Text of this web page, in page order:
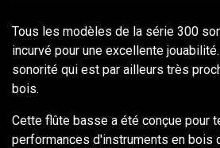
Tous les modèles de la série 300
incurvé pour une excellente
sonorité qui est par ailleurs très
bois.
Cette flûte basse a été conçue pour
performances d'instruments en bois